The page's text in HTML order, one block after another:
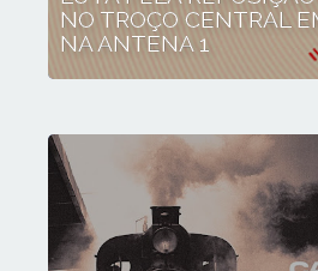
NO TROÇO CENTRAL
NA ANTENA 1